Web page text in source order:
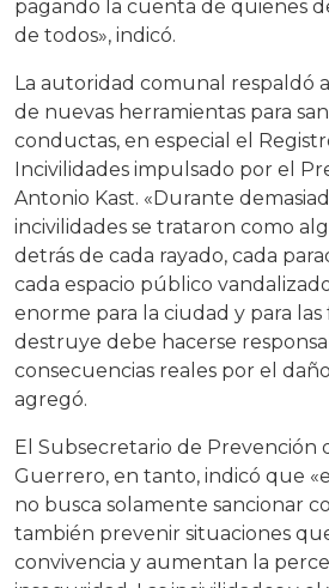
pagando la cuenta de quienes
de todos», indicó.
La autoridad comunal respaldó
de nuevas herramientas para
conductas, en especial el
Incivilidades impulsado por el
Antonio Kast. «Durante
incivilidades se trataron como
detrás de cada rayado, cada
cada espacio público
enorme para la ciudad y para las
destruye debe hacerse
consecuencias reales por el
agregó.
El Subsecretario de Prevención
Guerrero, en tanto, indicó que
no busca solamente sancionar
también prevenir situaciones
convivencia y aumentan la